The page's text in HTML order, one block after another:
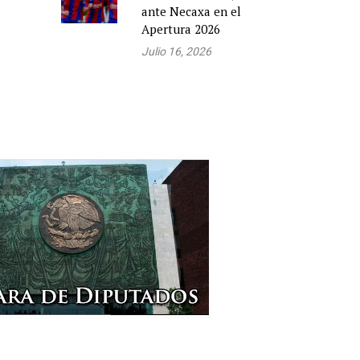
ante Necaxa en el
Apertura 2026
Julio 16, 2026